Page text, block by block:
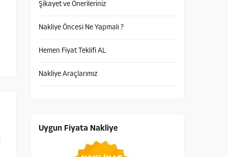
Şikayet ve Önerileriniz
Nakliye Öncesi Ne Yapmalı ?
Hemen Fiyat Teklifi AL
Nakliye Araçlarımız
Uygun Fiyata Nakliye